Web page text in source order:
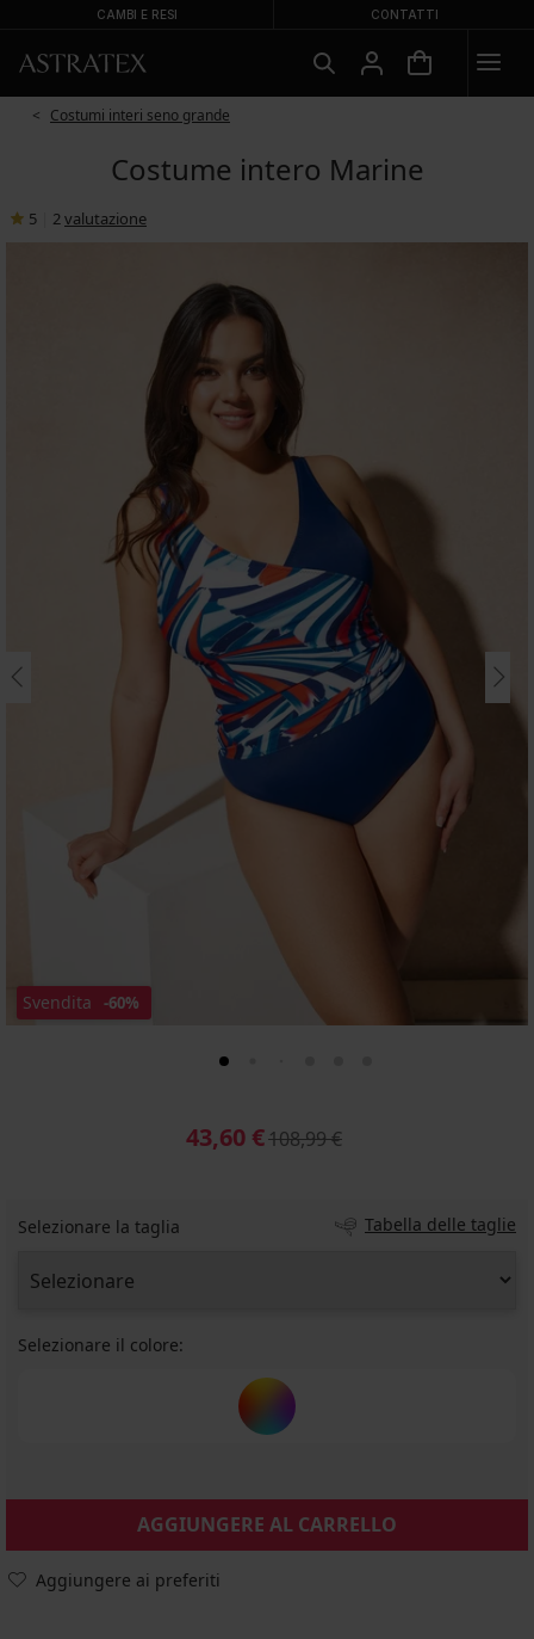
CAMBI E RESI CONTATTI
Costumi interi seno grande
Costume intero Marine
5 2valutazione
Svendita -60%
43,60 €108,99 €
Selezionare la taglia Tabella delle taglie
Selezionare il colore:
AGGIUNGERE AL CARRELLO
Aggiungere ai preferiti